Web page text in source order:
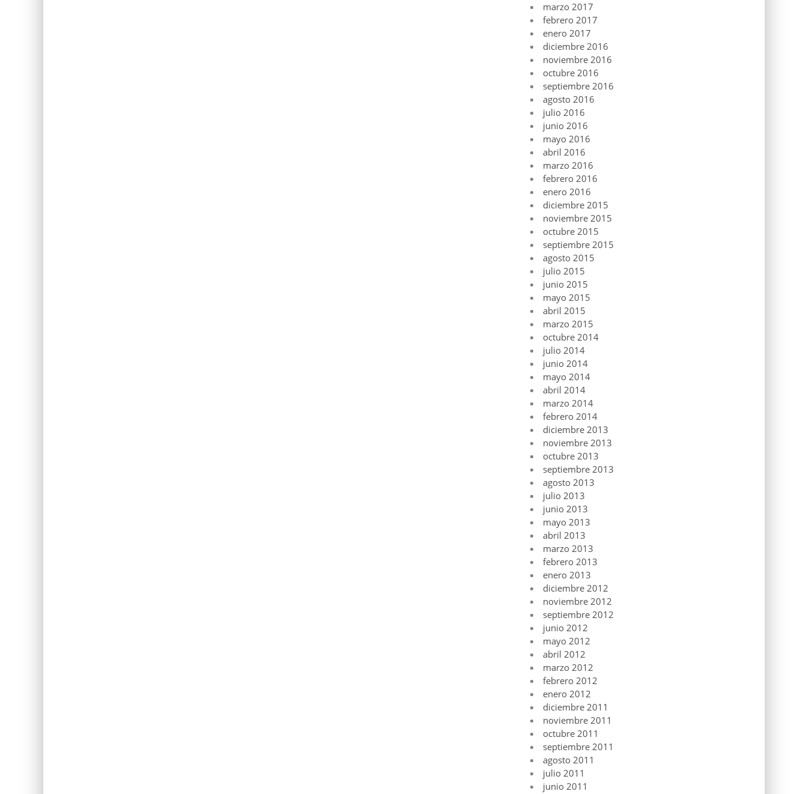
marzo 2017
febrero 2017
enero 2017
diciembre 2016
noviembre 2016
octubre 2016
septiembre 2016
agosto 2016
julio 2016
junio 2016
mayo 2016
abril 2016
marzo 2016
febrero 2016
enero 2016
diciembre 2015
noviembre 2015
octubre 2015
septiembre 2015
agosto 2015
julio 2015
junio 2015
mayo 2015
abril 2015
marzo 2015
octubre 2014
julio 2014
junio 2014
mayo 2014
abril 2014
marzo 2014
febrero 2014
diciembre 2013
noviembre 2013
octubre 2013
septiembre 2013
agosto 2013
julio 2013
junio 2013
mayo 2013
abril 2013
marzo 2013
febrero 2013
enero 2013
diciembre 2012
noviembre 2012
septiembre 2012
junio 2012
mayo 2012
abril 2012
marzo 2012
febrero 2012
enero 2012
diciembre 2011
noviembre 2011
octubre 2011
septiembre 2011
agosto 2011
julio 2011
junio 2011